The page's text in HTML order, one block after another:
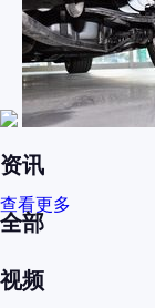
资讯
全部
视频
查看更多